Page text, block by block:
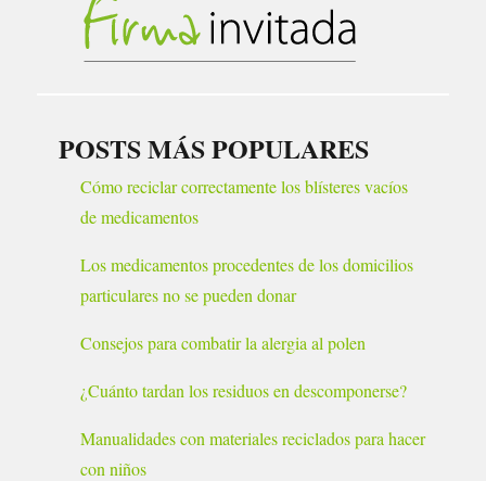
POSTS MÁS POPULARES
Cómo reciclar correctamente los blísteres vacíos
de medicamentos
Los medicamentos procedentes de los domicilios
particulares no se pueden donar
Consejos para combatir la alergia al polen
¿Cuánto tardan los residuos en descomponerse?
Manualidades con materiales reciclados para hacer
con niños